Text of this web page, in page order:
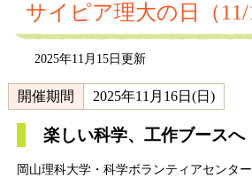
サイピア理大の日（11/
2025年11月15日更新
開催期間 2025年11月16日(日)
楽しい科学、工作ブースへ
岡山理科大学・科学ボランティアセンタ